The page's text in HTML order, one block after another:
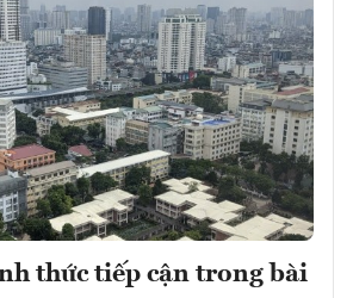
thức tiếp cận trong bài